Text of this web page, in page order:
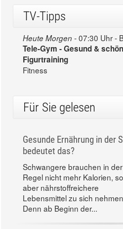
TV-Tipps
Heute Morgen -07:30 Uhr -
Tele-Gym - Gesund &
Figurtraining
Fitness
Für Sie gelesen
Gesunde Ernährung in der
bedeutet das?
Schwangere brauchen in der
Regel nicht mehr Kalorien,
aber nährstoffreichere
Lebensmittel zu sich
Denn ab Beginn der...